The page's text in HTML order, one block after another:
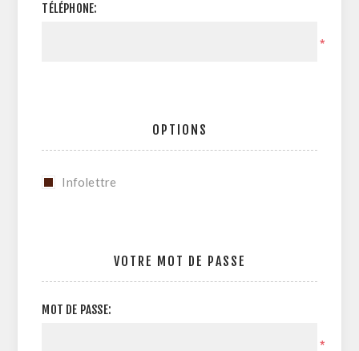
TÉLÉPHONE:
*
OPTIONS
Infolettre
VOTRE MOT DE PASSE
MOT DE PASSE:
*